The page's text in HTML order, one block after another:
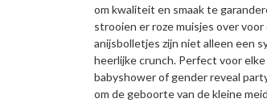
om kwaliteit en smaak te
strooien er roze muisjes over
anijsbolletjes zijn niet alleen een
heerlijke crunch. Perfect voor
babyshower of gender reveal
om de geboorte van de kleine